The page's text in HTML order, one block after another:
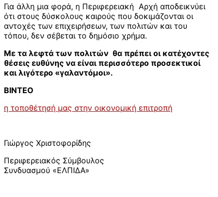
Για άλλη μια φορά, η Περιφερειακή Αρχή αποδεικνύει
ότι στους δύσκολους καιρούς που δοκιμάζονται οι
αντοχές των επιχειρήσεων, των πολιτών και του
τόπου, δεν σέβεται το δημόσιο χρήμα.
Με τα λεφτά των πολιτών θα πρέπει οι κατέχοντες
θέσεις ευθύνης να είναι περισσότερο προσεκτικοί
και λιγότερο «γαλαντόμοι».
ΒΙΝΤΕΟ
η τοποθέτησή μας στην οικονομική επιτροπή
Γιώργος Χριστοφορίδης
Περιφερειακός Σύμβουλος
Συνδυασμού «ΕΛΠΙΔΑ»